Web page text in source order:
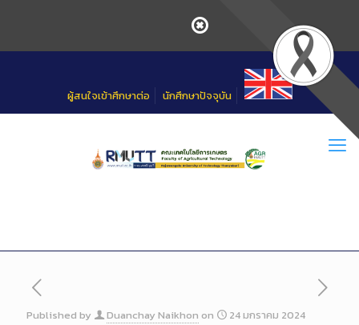
ผู้สนใจเข้าศึกษาต่อ นักศึกษาปัจจุบัน
Published by Duanchay Naikhon on 24 มกราคม 2024